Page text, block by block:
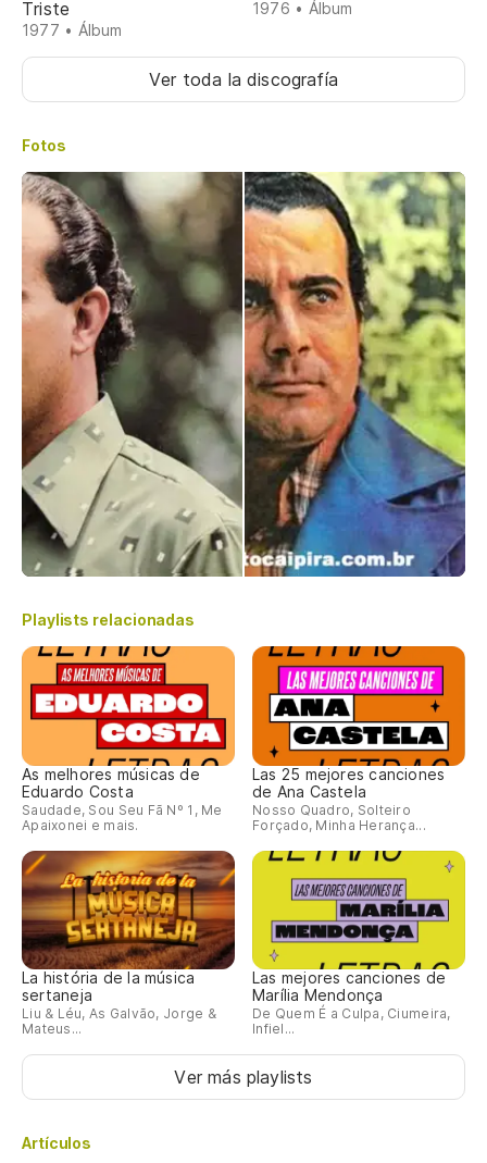
Triste
1977 • Álbum
1976 • Álbum
Ver toda la discografía
Fotos
Playlists relacionadas
As melhores músicas de
Eduardo Costa
Saudade, Sou Seu Fã Nº 1, Me
Apaixonei e mais.
Las 25 mejores canciones
de Ana Castela
Nosso Quadro, Solteiro
Forçado, Minha Herança...
La história de la música
sertaneja
Liu & Léu, As Galvão, Jorge &
Mateus...
Las mejores canciones de
Marília Mendonça
De Quem É a Culpa, Ciumeira,
Infiel...
Ver más playlists
Artículos